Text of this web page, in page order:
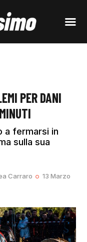
PER DANI
a fermarsi in
sulla sua
Carraro
13 Marzo